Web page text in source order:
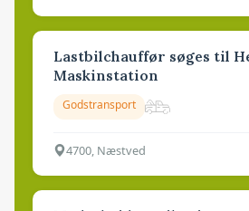
Lastbilchauffør søges til
Maskinstation
Godstransport
4700, Næstved